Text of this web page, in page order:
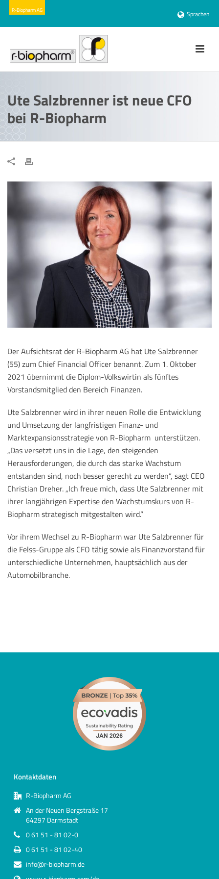
Sprachen
Ute Salzbrenner ist neue CFO
bei R-Biopharm
Der Aufsichtsrat der R-Biopharm AG hat Ute Salzbrenner
(55) zum Chief Financial Officer benannt. Zum 1. Oktober
2021 übernimmt die Diplom-Volkswirtin als fünftes
Vorstandsmitglied den Bereich Finanzen.
Ute Salzbrenner wird in ihrer neuen Rolle die Entwicklung
und Umsetzung der langfristigen Finanz- und
Marktexpansionsstrategie von R-Biopharm unterstützen.
„Das versetzt uns in die Lage, den steigenden
Herausforderungen, die durch das starke Wachstum
entstanden sind, noch besser gerecht zu werden“, sagt CEO
Christian Dreher. „Ich freue mich, dass Ute Salzbrenner mit
ihrer langjährigen Expertise den Wachstumskurs von R-
Biopharm strategisch mitgestalten wird.“
Vor ihrem Wechsel zu R-Biopharm war Ute Salzbrenner für
die Felss-Gruppe als CFO tätig sowie als Finanzvorstand für
unterschiedliche Unternehmen, hauptsächlich aus der
Automobilbranche.
Kontaktdaten
R-Biopharm AG
An der Neuen Bergstraße 17
64297 Darmstadt
0 61 51 - 81 02-0
0 61 51 - 81 02-40
info@r-biopharm.de